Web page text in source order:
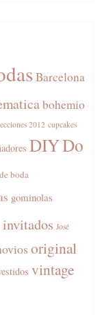
Barcelona
bohemio
2012 cupcakes
DIYDo
boda
gominolas
invitados José
original
vintage